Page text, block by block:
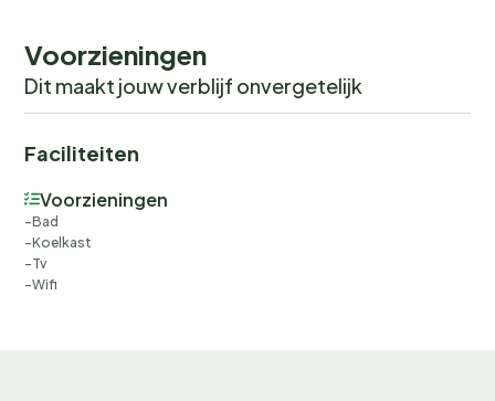
Voorzieningen
Dit maakt jouw verblijf onvergetelijk
Faciliteiten
Voorzieningen
Bad
Koelkast
Tv
Wifi